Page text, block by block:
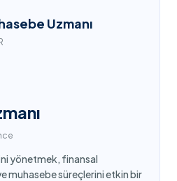
Uzmanı
yönetmek, finansal
muhasebe süreçlerini etkin bir